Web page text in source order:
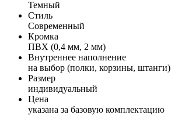
Темный
Стиль
Современный
Кромка
ПВХ (0,4 мм, 2 мм)
Внутреннее наполнение
на выбор (полки, корзины, штанги)
Размер
индивидуальный
Цена
указана за базовую комплектацию